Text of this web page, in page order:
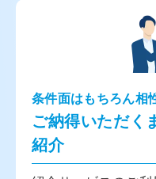
条件面はもちろん相
ご納得いただく
紹介